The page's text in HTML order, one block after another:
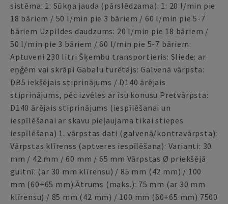
sistēma: 1: Sūkņa jauda (pārslēdzama): 1: 20 l/min pie
18 bāriem / 50 l/min pie 3 bāriem / 60 l/min pie 5-7
bāriem Uzpildes daudzums: 20 l/min pie 18 bāriem /
50 l/min pie 3 bāriem / 60 l/min pie 5-7 bāriem:
Aptuveni 230 litri Šķembu transportieris: Sliede: ar
eņģēm vai skrāpi Gabalu turētājs: Galvenā vārpsta:
DB5 iekšējais stiprinājums / D140 ārējais
stiprinājums, pēc izvēles ar īsu konusu Pretvārpsta:
D140 ārējais stiprinājums (iespīlēšanai un
iespīlēšanai ar skavu pieļaujama tikai stiepes
iespīlēšana) 1. vārpstas dati (galvenā/kontravārpsta):
Vārpstas klīrenss (aptveres iespīlēšana): Varianti: 30
mm / 42 mm / 60 mm / 65 mm Vārpstas Ø priekšējā
gultnī: (ar 30 mm klīrensu) / 85 mm (42 mm) / 100
mm (60+65 mm) Ātrums (maks.): 75 mm (ar 30 mm
klīrensu) / 85 mm (42 mm) / 100 mm (60+65 mm) 7500